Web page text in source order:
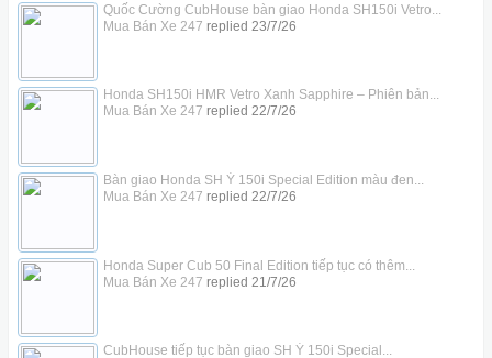
Quốc Cường CubHouse bàn giao Honda SH150i Vetro...
Mua Bán Xe 247 replied 23/7/26
Honda SH150i HMR Vetro Xanh Sapphire – Phiên bản...
Mua Bán Xe 247 replied 22/7/26
Bàn giao Honda SH Ý 150i Special Edition màu đen...
Mua Bán Xe 247 replied 22/7/26
Honda Super Cub 50 Final Edition tiếp tục có thêm...
Mua Bán Xe 247 replied 21/7/26
CubHouse tiếp tục bàn giao SH Ý 150i Special...